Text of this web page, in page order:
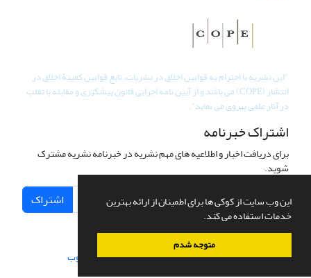
این وب سایت از کوکی ها برای اطمینان از ارائه بهترین
خدمات استفاده می کند.
متوجه شدم
"این نشریه با احترام به قوانین اخلاق در نشریات، تابع قوانین کمیتۀ اخلاق در
انتشار (COPE) می باشد و از آیین نامه اجرایی قانون پیشگیری و مقابله با تقلب
در آثار علمی پیروی می نماید".
اشتراک خبرنامه
برای دریافت اخبار و اطلاعیه های مهم نشریه در خبرنامه نشریه مشترک
شوید.
اشتراک
سامانه مدیریت نشریات علمی.طراحی و پیاده سازی از سیناوب